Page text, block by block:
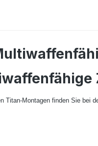
Titan-Montagen finden Sie bei